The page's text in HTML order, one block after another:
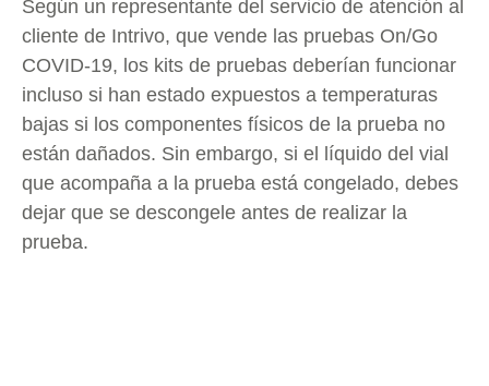
Según un representante del servicio de atención al
cliente de Intrivo, que vende las pruebas On/Go
COVID-19, los kits de pruebas deberían funcionar
incluso si han estado expuestos a temperaturas
bajas si los componentes físicos de la prueba no
están dañados. Sin embargo, si el líquido del vial
que acompaña a la prueba está congelado, debes
dejar que se descongele antes de realizar la
prueba.